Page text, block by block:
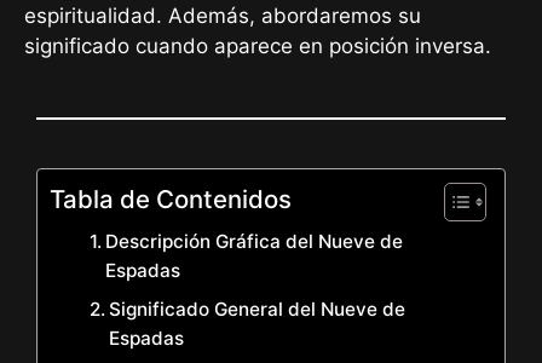
espiritualidad. Además, abordaremos su
significado cuando aparece en posición inversa.
Tabla de Contenidos
Descripción Gráfica del Nueve de
Espadas
Significado General del Nueve de
Espadas